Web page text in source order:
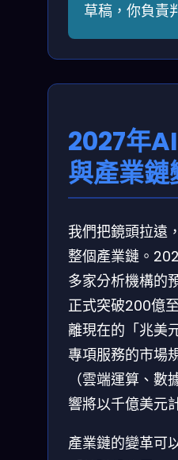
草稿，你負責
2027年
與產業鏈
我們把鏡頭拉遠
整個產業鏈。
多家分析機構的
正式突破200億
離現在的「兆美
專項服務的市場
（雲端運算、
響將以千億美元
產業鏈的變革可